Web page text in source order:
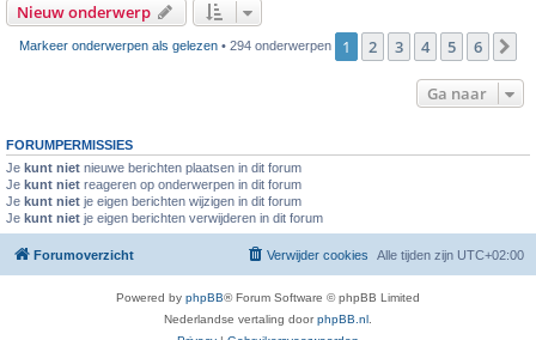
Nieuw onderwerp
Markeer onderwerpen als gelezen • 294 onderwerpen 1 2 3 4 5 6
Ga naar
FORUMPERMISSIES
Je kunt niet nieuwe berichten plaatsen in dit forum
Je kunt niet reageren op onderwerpen in dit forum
Je kunt niet je eigen berichten wijzigen in dit forum
Je kunt niet je eigen berichten verwijderen in dit forum
Forumoverzicht Alle tijden zijn UTC+02:00
Verwijder cookies
Powered by phpBB® Forum Software © phpBB Limited
Nederlandse vertaling doorphpBB.nl